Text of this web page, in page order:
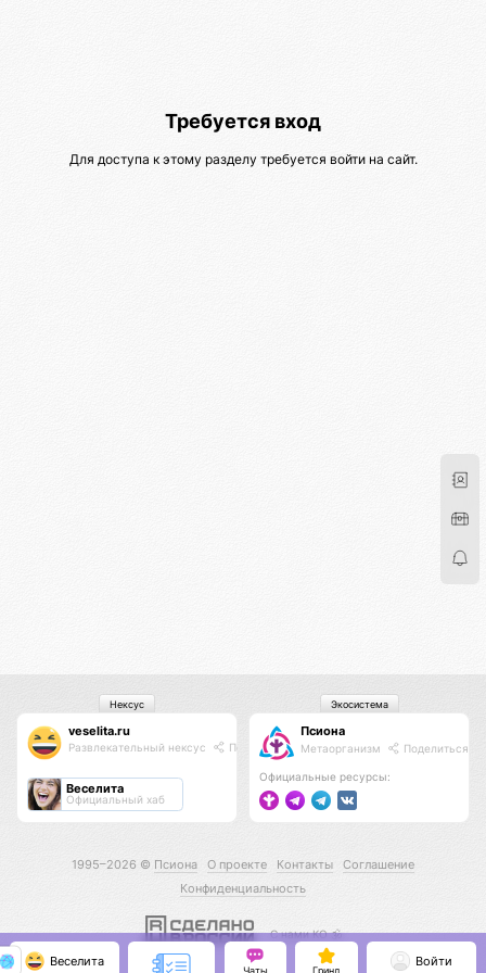
Требуется вход
Для доступа к этому разделу требуется войти на сайт.
veselita.ru
Развлекательный нексус Поделиться
Веселита
Официальный хаб
Нексус
Псиона
Метаорганизм Поделиться
Официальные ресурсы:
Экосистема
1995–2026 © Псиона О проекте Контакты
Соглашение
Конфиденциальность
С нами КО 🕉️
Веселита
Чаты Гринд
Войти